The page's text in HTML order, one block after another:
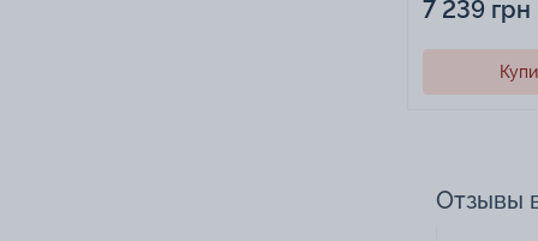
7 239 грн
Отзывы